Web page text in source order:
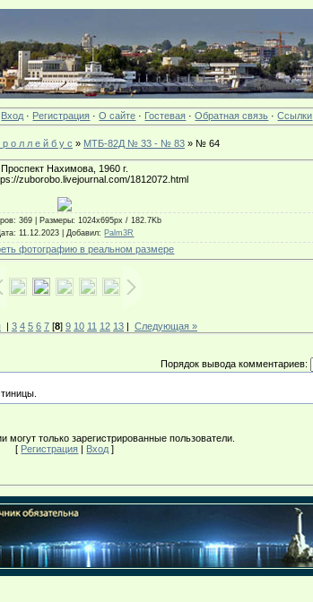
Вход · Регистрация ·О сайте · Гостевая ·Обратная связь ·Ссылки
р о л л е й б у с » МТБ-82Д № 33 - № 83» № 64
Проспект Нахимова, 1960 г.
zuborobo.livejournal.com/1812072.html
: 369 | Размеры: 1024x695px / 182.7Kb
: 11.12.2023 |Добавил: Palm3R
фотографию в реальном размере
| 3 4 5 6 7[8] 9 10 11 12 13| Следующая »
Порядок вывода комментариев:
могут только зарегистрированные пользователи.
[ Регистрация | Вход ]